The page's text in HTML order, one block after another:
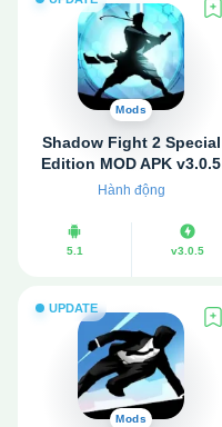
Mods
Shadow Fight 2 Special
Edition MOD APK v3.0.5
(Miễn phí, Vô hạn tiền)
Hành động
5.1 v3.0.5
UPDATE
Mods